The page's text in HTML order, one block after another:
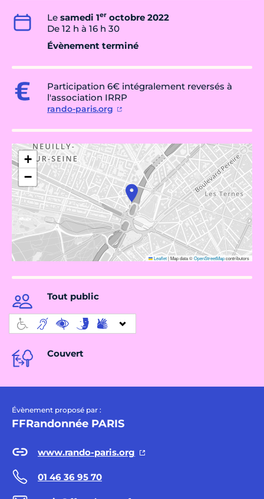
Le samedi 1er octobre 2022
De 12 h à 16 h 30
Évènement terminé
Participation 6€ intégralement reversés à
l'association IRRP
rando-paris.org
+
−
Leaflet|Map data ©OpenStreetMapcontributors
Tout public
Couvert
Évènement proposé par :
FFRandonnée PARIS
www.rando-paris.org
01 46 36 95 70